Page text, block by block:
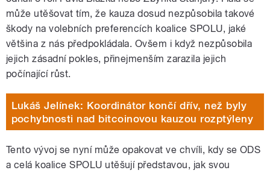
může utěšovat tím, že kauza dosud nezpůsobila takové
škody na volebních preferencích koalice SPOLU, jaké
většina z nás předpokládala. Ovšem i když nezpůsobila
jejich zásadní pokles, přinejmenším zarazila jejich
počínající růst.
Lukáš Jelínek: Koordinátor končí dřív, než byly
pochybnosti nad bitcoinovou kauzou rozptýleny
Tento vývoj se nyní může opakovat ve chvíli, kdy se ODS
a celá koalice SPOLU utěšují představou, jak svou